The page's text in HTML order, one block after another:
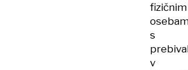
fizičnim
s
v